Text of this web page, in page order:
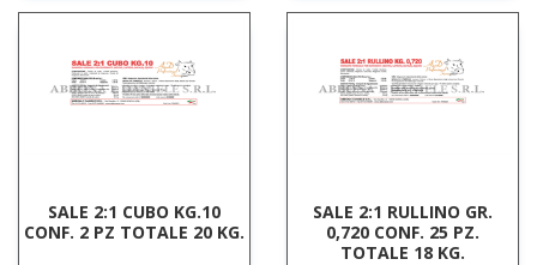
SALE 2:1 CUBO KG.10
CONF. 2 PZ TOTALE 20 KG.
SALE 2:1 RULLINO GR.
0,720 CONF. 25 PZ.
TOTALE 18 KG.